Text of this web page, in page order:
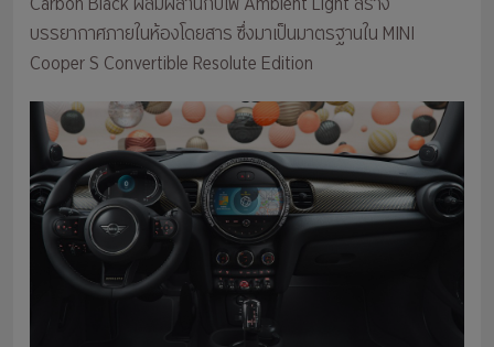
บรรยากาศภายในห้องโดยสาร ซึ่งมาเป็นมาตรฐานใน MINI
Cooper S Convertible Resolute Edition